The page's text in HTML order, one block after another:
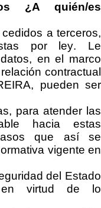
¿A quién/es
a terceros,
por ley. Le
en el marco
contractual
, pueden ser
para atender las
hacia estas
que así se
vigente en
del Estado
en virtud de lo